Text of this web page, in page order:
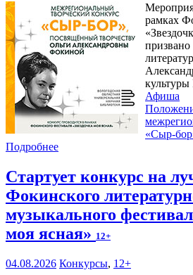
рамках
призвано
культуры
Афиша
«Сыр-
Подробнее
Стартует конкурс на
Фокинского
музыкального
моя ясная» 12+
04.08.2026 Конкурсы, 12+